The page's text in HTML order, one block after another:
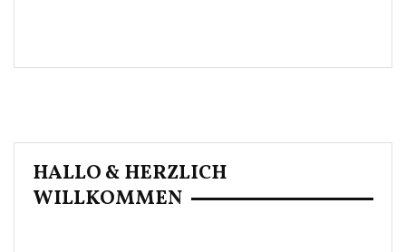
HALLO & HERZLICH
WILLKOMMEN